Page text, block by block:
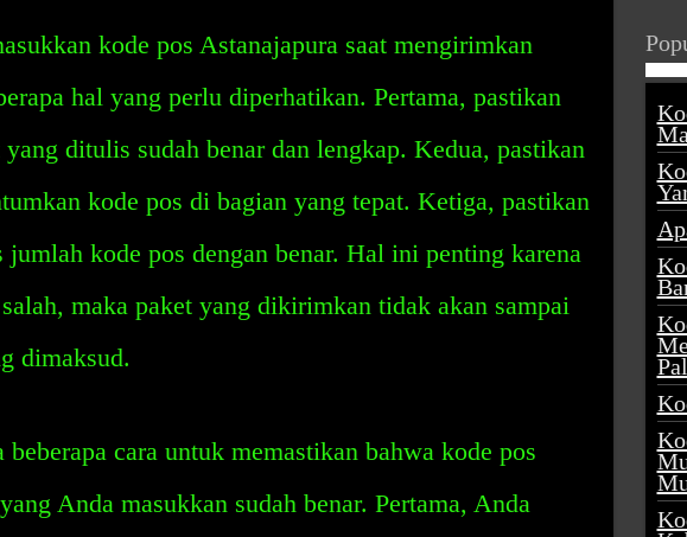
kode pos Astanajapura saat mengirimkan
hal yang perlu diperhatikan. Pertama, pastikan
ditulis sudah benar dan lengkap. Kedua, pastikan
kode pos di bagian yang tepat. Ketiga, pastikan
kode pos dengan benar. Hal ini penting karena
maka paket yang dikirimkan tidak akan sampai
dimaksud.
beberapa cara untuk memastikan bahwa kode pos
Anda masukkan sudah benar. Pertama, Anda